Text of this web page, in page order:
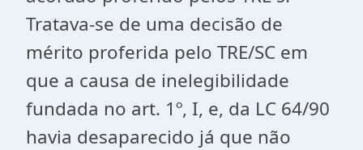
Tratava-se de uma decisão de
mérito proferida pelo TRE/SC em
que a causa de inelegibilidade
fundada no art. 1º, I, e, da LC 64/90
havia desaparecido já que não